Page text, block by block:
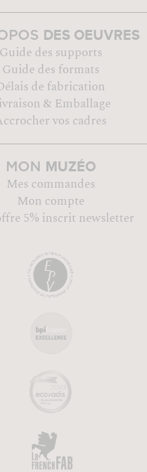
DES OEUVRES
Guide des supports
Guide des formats
de fabrication
& Emballage
vos cadres
MON MUZÉO
Mes commandes
Mon compte
5% inscrit newsletter